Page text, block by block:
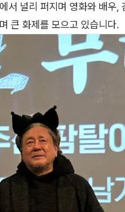
서 널리 퍼지며 영화와 배우,
큰 화제를 모으고 있습니다.